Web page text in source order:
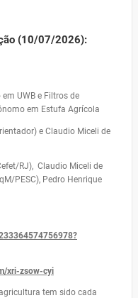
(10/07/2026):
UWB e Filtros de
em Estufa Agrícola
e Claudio Miceli de
RJ), Claudio Miceli de
PESC), Pedro Henrique
xri-zsow-cyi
tem sido cada